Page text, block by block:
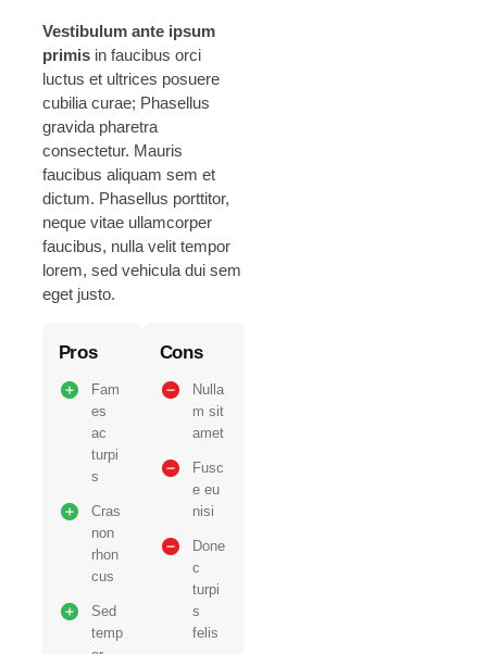
Vestibulum ante ipsum
primisin faucibus orci
luctus et ultrices posuere
cubilia curae; Phasellus
gravida pharetra
consectetur. Mauris
faucibus aliquam sem et
dictum. Phasellus porttitor,
neque vitae ullamcorper
faucibus, nulla velit tempor
lorem, sed vehicula dui sem
eget justo.
Pros
Fam
es
ac
turpi
s
Cras
non
rhon
cus
Sed
temp
Cons
Nulla
m sit
amet
Fusc
e eu
nisi
Done
c
turpi
s
felis